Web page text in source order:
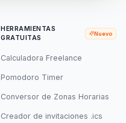
HERRAMIENTAS
GRATUITAS
Nuevo
Calculadora Freelance
Pomodoro Timer
Conversor de Zonas Horarias
Creador de invitaciones .ics